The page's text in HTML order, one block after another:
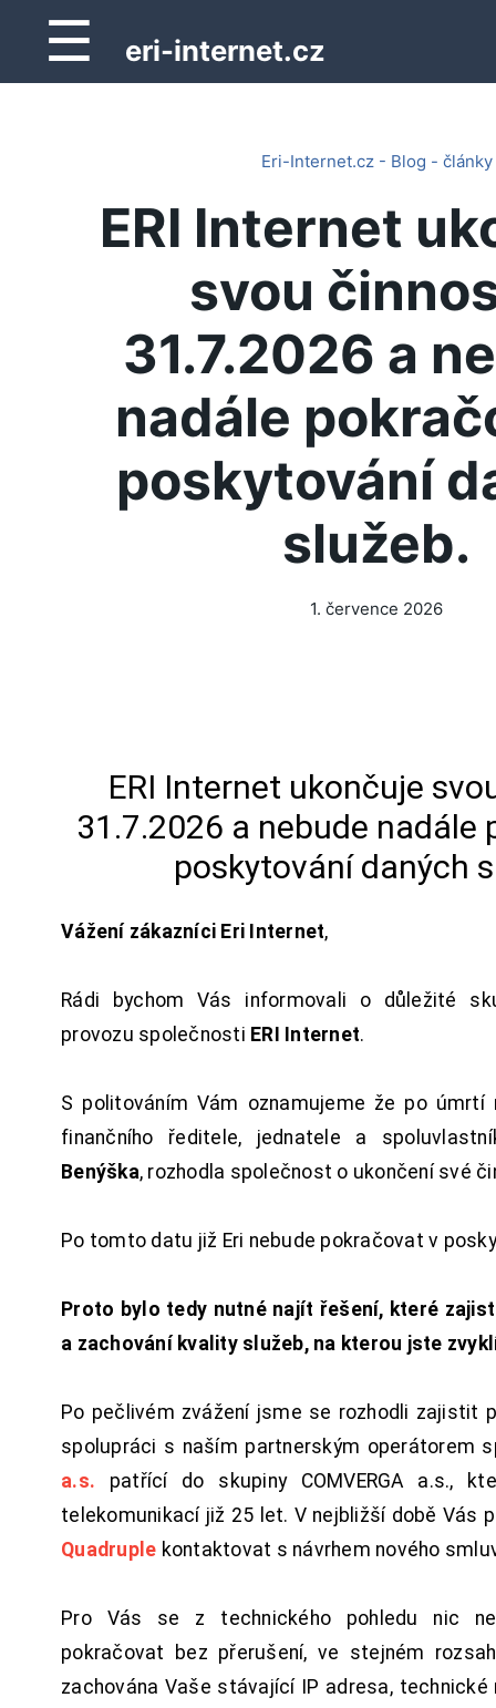
☰ eri-internet.cz
Eri-Internet.cz - Blog - články
ERI Internet
svou
31.7.2026 a
nadále
poskytování
služeb.
1. července 2026
ERI Internet ukončuje
31.7.2026 a nebude nadále
poskytování daných
Vážení zákazníci Eri Internet,
Rádi bychom Vás informovali o důležité
provozu společnosti ERI Internet.
S politováním Vám oznamujeme že po úmrtí
finančního ředitele, jednatele a
Benýška, rozhodla společnost o ukončení své
Po tomto datu již Eri nebude pokračovat v
Proto bylo tedy nutné najít řešení, které
a zachování kvality služeb, na kterou jste
Po pečlivém zvážení jsme se rozhodli zajistit
spolupráci s naším partnerským operátorem
a.s. patřící do skupiny COMVERGA a.s.,
telekomunikací již 25 let. V nejbližší době Vás
Quadruple kontaktovat s návrhem nového
Pro Vás se z technického pohledu nic
pokračovat bez přerušení, ve stejném
zachována Vaše stávající IP adresa, technické